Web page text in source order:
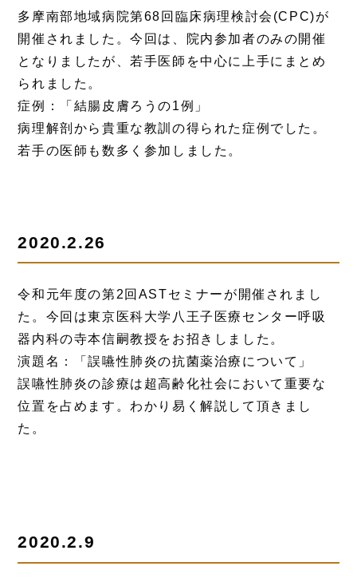
多摩南部地域病院第68回臨床病理検討会(CPC)が
開催されました。今回は、院内参加者のみの開催
となりましたが、若手医師を中心に上手にまとめ
られました。
症例：「結腸皮膚ろうの1例」
病理解剖から貴重な教訓の得られた症例でした。
若手の医師も数多く参加しました。
2020.2.26
令和元年度の第2回ASTセミナーが開催されまし
た。今回は東京医科大学八王子医療センター呼吸
器内科の寺本信嗣教授をお招きしました。
演題名：「誤嚥性肺炎の抗菌薬治療について」
誤嚥性肺炎の診療は超高齢化社会において重要な
位置を占めます。わかり易く解説して頂きまし
た。
2020.2.9